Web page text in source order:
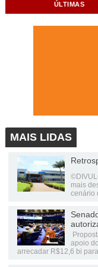
ÚLTIMAS
MAIS LIDAS
mais
cenário
apoio
arrecadar R$12,6 bi